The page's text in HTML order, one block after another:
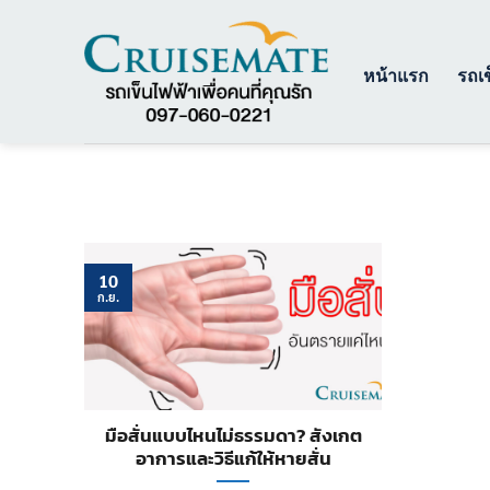
หน้าแรก รถ
มือสั่นแบบไหนไม่ธรรมดา? สังเกต
อาการและวิธีแก้ให้หายสั่น
10
ก.ย.